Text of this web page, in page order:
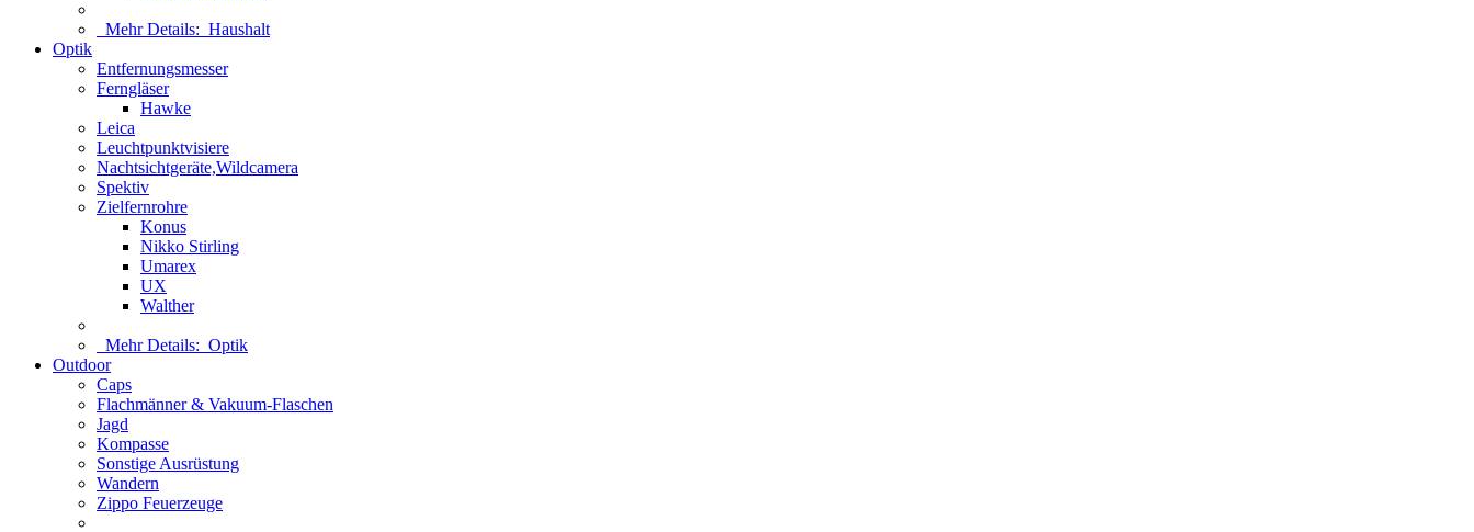
Mehr Details: Haushalt
Optik
Entfernungsmesser
Ferngläser
Hawke
Leica
Leuchtpunktvisiere
Nachtsichtgeräte,Wildcamera
Spektiv
Zielfernrohre
Konus
Nikko Stirling
Umarex
UX
Walther
Mehr Details: Optik
Outdoor
Caps
Flachmänner & Vakuum-Flaschen
Jagd
Kompasse
Sonstige Ausrüstung
Wandern
Zippo Feuerzeuge